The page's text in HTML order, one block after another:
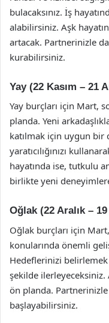
bulacaksınız. İş
alabilirsiniz. Aşk
artacak. Partnerinizle
kurabilirsiniz.
Yay (22 Kasım – 21
Yay burçları için Mart,
planda. Yeni
katılmak için uygun bir
yaratıcılığınızı
hayatında ise, tutkulu
birlikte yeni
Oğlak (22 Aralık –
Oğlak burçları için
konularında önemli
Hedeflerinizi
şekilde
ön planda.
başlayabilirsiniz.